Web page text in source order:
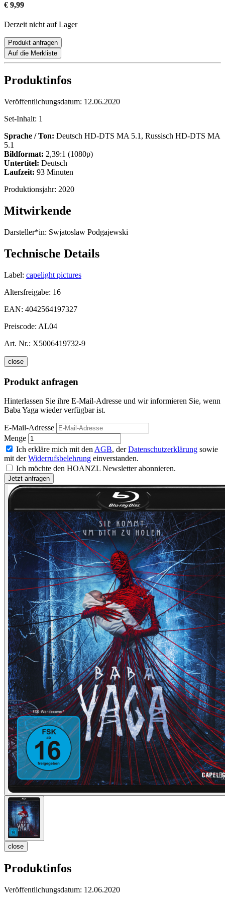
€ 9,99
Derzeit nicht auf Lager
Produkt anfragen
Auf die Merkliste
Produktinfos
Veröffentlichungsdatum: 12.06.2020
Set-Inhalt: 1
Sprache / Ton: Deutsch HD-DTS MA 5.1, Russisch HD-DTS MA
5.1
Bildformat: 2,39:1 (1080p)
Untertitel: Deutsch
Laufzeit: 93 Minuten
Produktionsjahr: 2020
Mitwirkende
Darsteller*in: Swjatoslaw Podgajewski
Technische Details
Label: capelight pictures
Altersfreigabe: 16
EAN: 4042564197327
Preiscode: AL04
Art. Nr.: X5006419732-9
close
Produkt anfragen
Hinterlassen Sie ihre E-Mail-Adresse und wir informieren Sie, wenn
Baba Yaga wieder verfügbar ist.
E-Mail-Adresse
Menge
Ich erkläre mich mit den AGB, derDatenschutzerklärung sowie
mit derWiderrufsbelehrung einverstanden.
Ich möchte den HOANZL Newsletter abonnieren.
close
Produktinfos
Veröffentlichungsdatum: 12.06.2020